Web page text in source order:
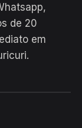
de 20
em